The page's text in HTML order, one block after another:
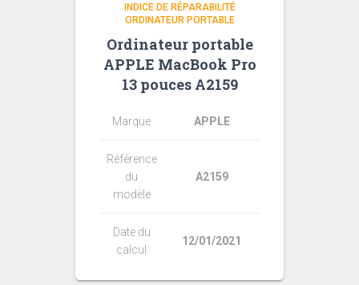
INDICE DE RÉPARABILITÉ
ORDINATEUR PORTABLE
Ordinateur portable
APPLE MacBook Pro
13 pouces A2159
Marque APPLE
Référence
du
modèle
A2159
Date du
calcul
12/01/2021